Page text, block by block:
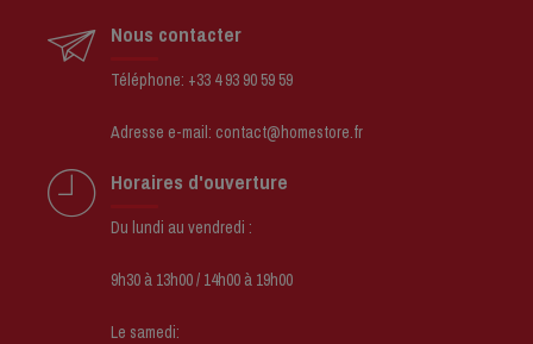
Nous contacter
Téléphone: +33 4 93 90 59 59
Adresse e-mail: contact@homestore.fr
Horaires d'ouverture
Du lundi au vendredi :
9h30 à 13h00 / 14h00 à 19h00
Le samedi: